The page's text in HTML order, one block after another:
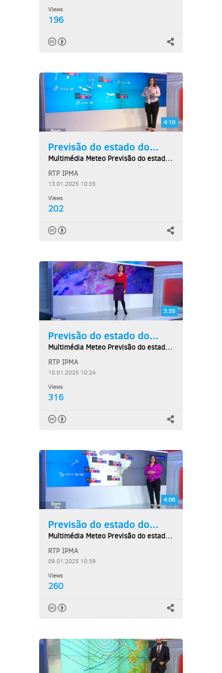
Views
196
4:10
Previsão do estado do...
Multimédia Meteo Previsão do estado do tempo,...
RTP IPMA
13.01.2025 10:35
Views
202
3:35
Previsão do estado do...
Multimédia Meteo Previsão do estado do tempo,...
RTP IPMA
10.01.2025 10:24
Views
316
4:08
Previsão do estado do...
Multimédia Meteo Previsão do estado do tempo,...
RTP IPMA
09.01.2025 10:39
Views
260